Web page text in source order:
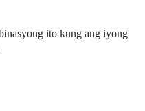
ito kung ang iyong